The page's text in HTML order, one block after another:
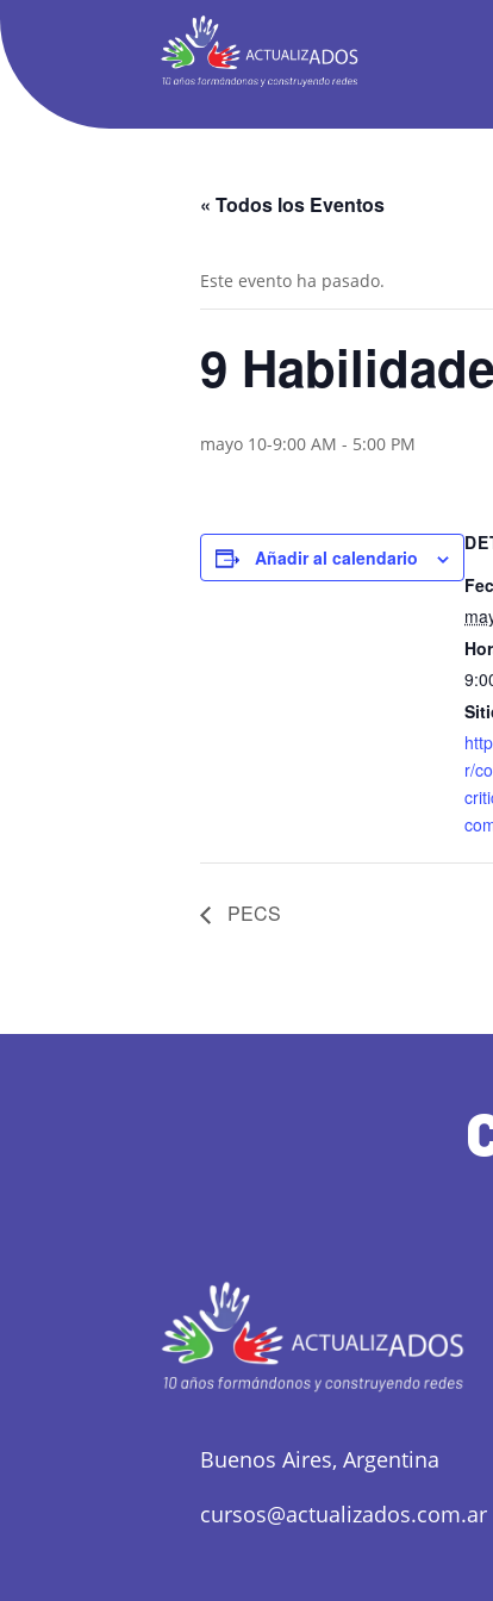
« Todos los Eventos
Este evento ha pasado.
9
mayo 10-9:00 AM - 5:00 PM
Añadir al calendario
r/
PECS
Buenos Aires, Argentina
cursos@actualizados.com.ar